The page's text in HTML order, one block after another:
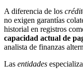
A diferencia de los
no exigen garantías
historial en registros
capacidad actual de
analista de finanzas
Las entidades